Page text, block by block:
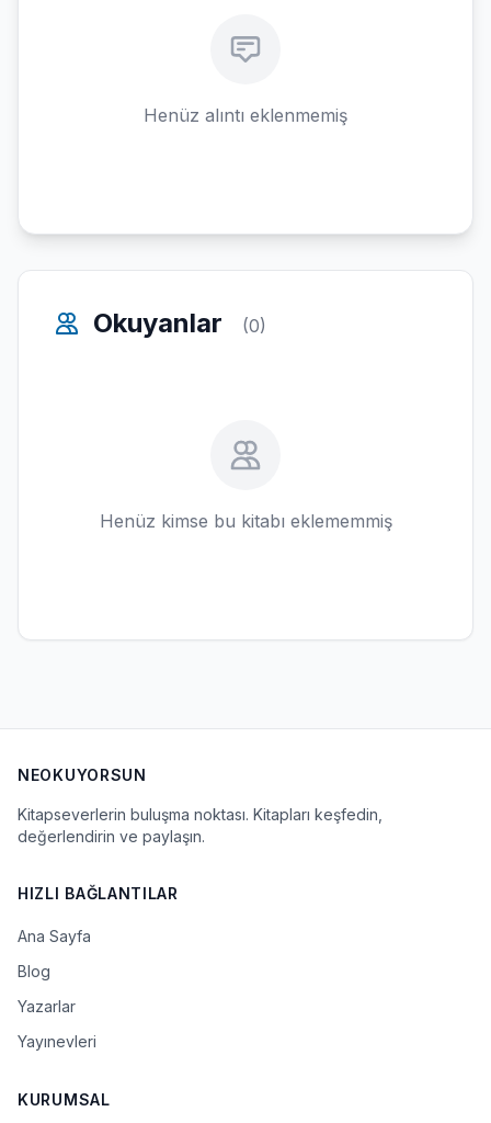
Henüz alıntı eklenmemiş
Okuyanlar (0)
Henüz kimse bu kitabı eklememmiş
NEOKUYORSUN
Kitapseverlerin buluşma noktası. Kitapları keşfedin,
değerlendirin ve paylaşın.
HIZLI BAĞLANTILAR
Ana Sayfa
Blog
Yazarlar
Yayınevleri
KURUMSAL